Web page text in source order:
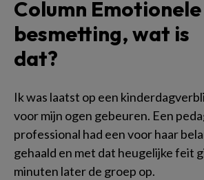
Column Emotionele
besmetting, wat is
dat?
Ik was laatst op een
voor mijn ogen gebeuren. Een
professional had een voor haar
gehaald en met dat heugelijke feit
minuten later de groep op.